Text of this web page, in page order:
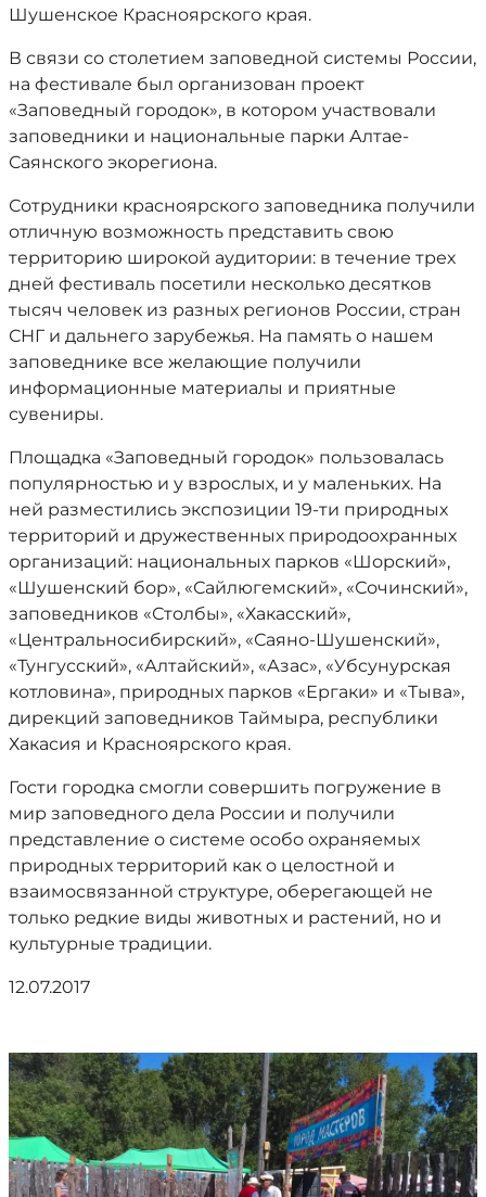
Шушенское Красноярского края.
В связи со столетием заповедной системы России,
на фестивале был организован проект
«Заповедный городок», в котором участвовали
заповедники и национальные парки Алтае-
Саянского экорегиона.
Сотрудники красноярского заповедника получили
отличную возможность представить свою
территорию широкой аудитории: в течение трех
дней фестиваль посетили несколько десятков
тысяч человек из разных регионов России, стран
СНГ и дальнего зарубежья. На память о нашем
заповеднике все желающие получили
информационные материалы и приятные
сувениры.
Площадка «Заповедный городок» пользовалась
популярностью и у взрослых, и у маленьких. На
ней разместились экспозиции 19-ти природных
территорий и дружественных природоохранных
организаций: национальных парков «Шорский»,
«Шушенский бор», «Сайлюгемский», «Сочинский»,
заповедников «Столбы», «Хакасский»,
«Центральносибирский», «Саяно-Шушенский»,
«Тунгусский», «Алтайский», «Азас», «Убсунурская
котловина», природных парков «Ергаки» и «Тыва»,
дирекций заповедников Таймыра, республики
Хакасия и Красноярского края.
Гости городка смогли совершить погружение в
мир заповедного дела России и получили
представление о системе особо охраняемых
природных территорий как о целостной и
взаимосвязанной структуре, оберегающей не
только редкие виды животных и растений, но и
культурные традиции.
12.07.2017